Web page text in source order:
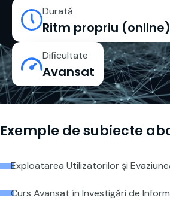
Durată
Ritm propriu (online)
Dificultate
Avansat
Exemple de subiecte
Exploatarea Utilizatorilor și
Curs Avansat în Investigări de